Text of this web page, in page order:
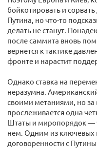
бойкотировать и
Путина, но что-то
делать не станут.
после саммита вновь
вернется к тактике
фронте и нарастит
Однако ставка на
неразумна.
своими метаниями, но
прослеживается одна
Штаты и миропорядок —
нем. Одним из ключевых
договоренности с